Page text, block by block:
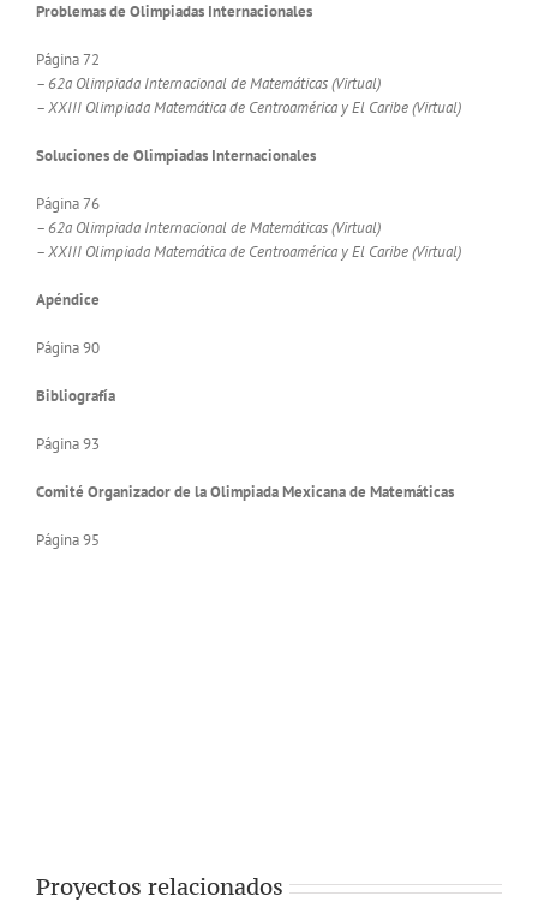
Problemas de Olimpiadas Internacionales
Página 72
– 62a Olimpiada Internacional de Matemáticas (Virtual)
– XXIII Olimpiada Matemática de Centroamérica y El Caribe (Virtual)
Soluciones de Olimpiadas Internacionales
Página 76
– 62a Olimpiada Internacional de Matemáticas (Virtual)
– XXIII Olimpiada Matemática de Centroamérica y El Caribe (Virtual)
Apéndice
Página 90
Bibliografía
Página 93
Comité Organizador de la Olimpiada Mexicana de Matemáticas
Página 95
Proyectos relacionados